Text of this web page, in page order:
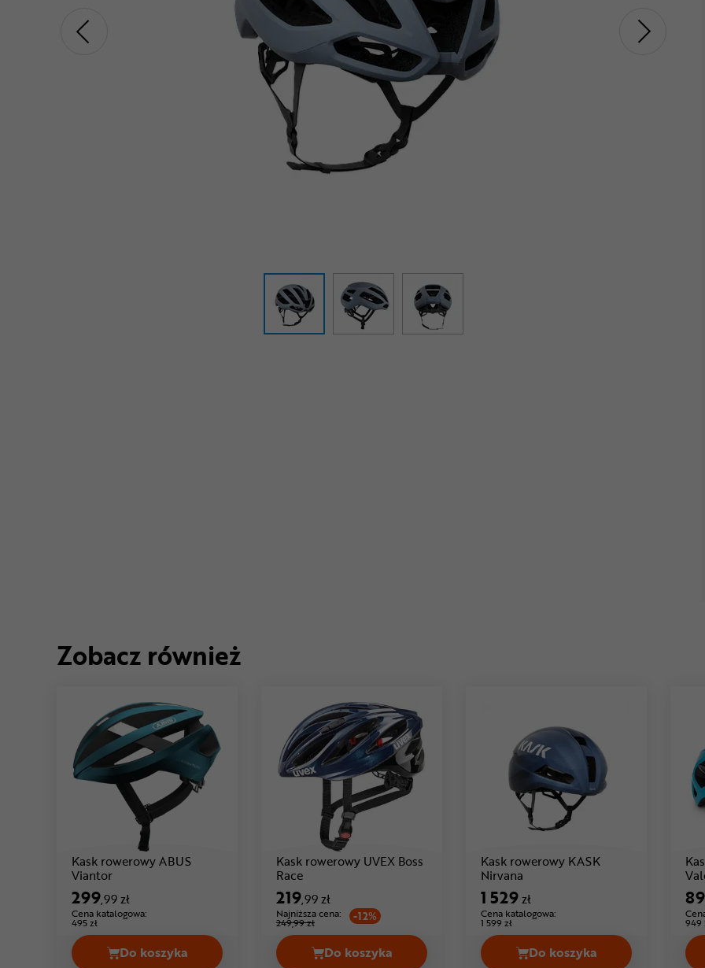
Zobacz również
Kask rowerowy ABUS
Viantor
Cena: 299 ,99 zł
299,99 zł
Cena katalogowa:
495 zł
Do koszyka
Kask rowerowy ABUS Viantor Cena 299,99 zł
Kask rowerowy UVEX Boss
Race
Cena: 219 ,99 zł
219,99 zł
Najniższa cena:
249,99 zł -12%
Do koszyka
Kask rowerowy UVEX Boss Race Cena 219,99 zł
Kask rowerowy KASK
Nirvana Cena: 1 529 zł
1 529zł
Cena katalogowa:
1 599 zł
Do koszyka
Kask rowerowy KASK
949